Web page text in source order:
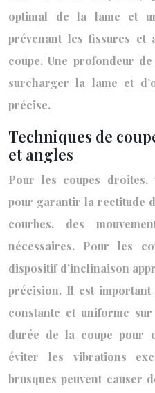
optimal de la lame et
prévenant les fissures et
coupe. Une profondeur
surcharger la lame et
précise.
Techniques de
et angles
Pour les coupes
pour garantir la rectitude
courbes, des
nécessaires. Pour les
dispositif d’inclinaison
précision. Il est
constante et uniforme
durée de la coupe pour
éviter les vibrations
brusques peuvent causer